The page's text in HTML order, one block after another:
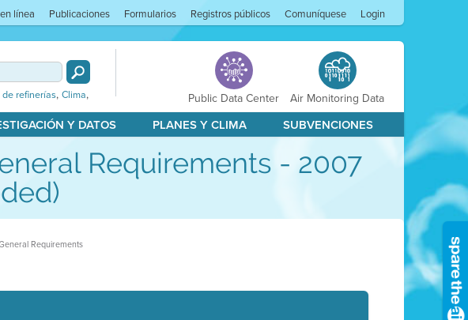
línea Publicaciones Formularios Registros públicos Comuníquese Login
de refinerías, Clima, Public Data Center Air Monitoring Data
Y DATOS PLANES Y CLIMA SUBVENCIONES
Requirements - 2007
Requirements